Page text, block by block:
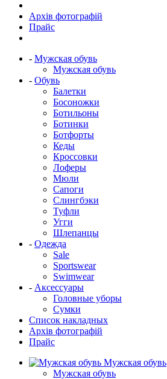
Архів фотографій
Прайс
- Мужская обувь
Мужская обувь
- Обувь
Балетки
Босоножки
Ботильоны
Ботинки
Ботфорты
Кеды
Кроссовки
Лоферы
Мюли
Сапоги
Слингбэки
Туфли
Угги
Шлепанцы
- Одежда
Sale
Sportswear
Swimwear
- Аксессуары
Головные уборы
Сумки
Список накладных
Архів фотографій
Прайс
Мужская обувь
Мужская обувь